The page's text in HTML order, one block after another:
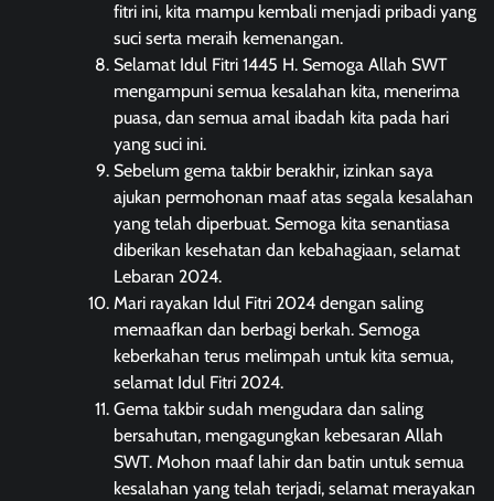
fitri ini, kita mampu kembali menjadi pribadi yang
suci serta meraih kemenangan.
Selamat Idul Fitri 1445 H. Semoga Allah SWT
mengampuni semua kesalahan kita, menerima
puasa, dan semua amal ibadah kita pada hari
yang suci ini.
Sebelum gema takbir berakhir, izinkan saya
ajukan permohonan maaf atas segala kesalahan
yang telah diperbuat. Semoga kita senantiasa
diberikan kesehatan dan kebahagiaan, selamat
Lebaran 2024.
Mari rayakan Idul Fitri 2024 dengan saling
memaafkan dan berbagi berkah. Semoga
keberkahan terus melimpah untuk kita semua,
selamat Idul Fitri 2024.
Gema takbir sudah mengudara dan saling
bersahutan, mengagungkan kebesaran Allah
SWT. Mohon maaf lahir dan batin untuk semua
kesalahan yang telah terjadi, selamat merayakan